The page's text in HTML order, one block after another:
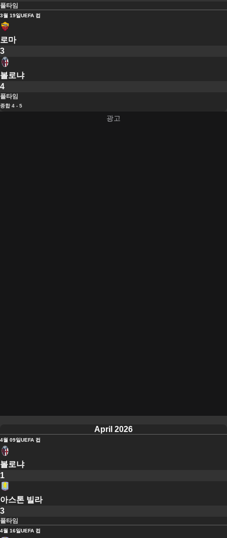
풀타임
3월 19일UEFA 컵
로마
3
볼로냐
4
풀타임
종합 4 - 5
April 2026
4월 09일UEFA 컵
볼로냐
1
아스톤 빌라
3
풀타임
4월 16일UEFA 컵